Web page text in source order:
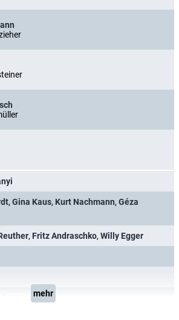
, Gina Kaus, Kurt Nachmann, Géza
, Fritz Andraschko, Willy Egger
Lussmannmehr